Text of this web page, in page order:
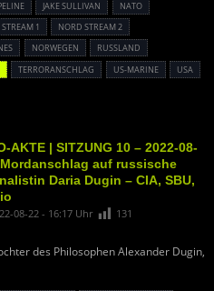
JAKE SULLIVAN
NATO
1
NORD STREAM 2
NORWEGEN
RUSSLAND
TERRORANSCHLAG US-MARINE
USA
AKTE | SITZUNG 10 – 2022-08-
auf russische
Daria Dugin – CIA, SBU,
08-22 - 16:17 Uhr 131
des Philosophen Alexander Dugin,